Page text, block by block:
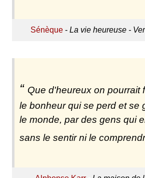
Sénèque -La vie heureuse -
Que d'heureux on pourrait
le bonheur qui se perd et se
le monde, par des gens qui
sans le sentir ni le